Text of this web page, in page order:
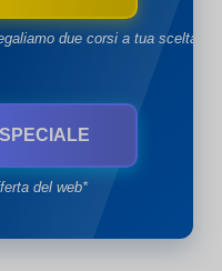
due corsi a tua scelta*
del web*